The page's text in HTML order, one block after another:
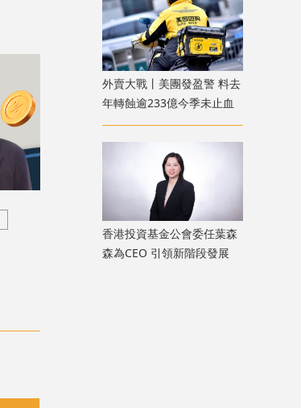
外賣大戰丨美團發盈警 料去
年轉蝕逾233億今季未止血
香港投資基金公會委任葉森
森為CEO 引領新階段發展